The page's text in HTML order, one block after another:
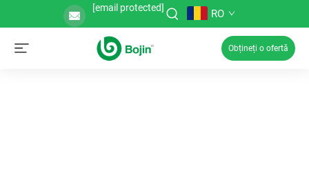
[email protected] RO
Obțineți o ofertă